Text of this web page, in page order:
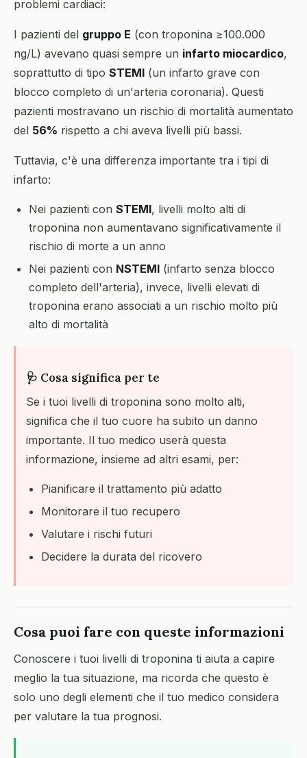
problemi cardiaci:
I pazienti del gruppo E (con troponina ≥100.000
ng/L) avevano quasi sempre un infarto miocardico,
soprattutto di tipo STEMI (un infarto grave con
blocco completo di un'arteria coronaria). Questi
pazienti mostravano un rischio di mortalità aumentato
del 56% rispetto a chi aveva livelli più bassi.
Tuttavia, c'è una differenza importante tra i tipi di
infarto:
Nei pazienti con STEMI, livelli molto alti di
troponina non aumentavano significativamente il
rischio di morte a un anno
Nei pazienti con NSTEMI (infarto senza blocco
completo dell'arteria), invece, livelli elevati di
troponina erano associati a un rischio molto più
alto di mortalità
🩺 Cosa significa per te
Se i tuoi livelli di troponina sono molto alti,
significa che il tuo cuore ha subito un danno
importante. Il tuo medico userà questa
informazione, insieme ad altri esami, per:
Pianificare il trattamento più adatto
Monitorare il tuo recupero
Valutare i rischi futuri
Decidere la durata del ricovero
Cosa puoi fare con queste informazioni
Conoscere i tuoi livelli di troponina ti aiuta a capire
meglio la tua situazione, ma ricorda che questo è
solo uno degli elementi che il tuo medico considera
per valutare la tua prognosi.